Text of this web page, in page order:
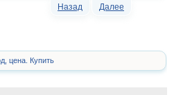
Назад Далее
цена. Купить